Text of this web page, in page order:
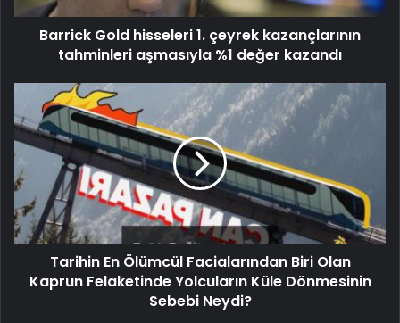
Barrick Gold hisseleri 1. çeyrek kazançlarının
tahminleri aşmasıyla %1 değer kazandı
Tarihin En Ölümcül Facialarından Biri Olan
Kaprun Felaketinde Yolcuların Küle Dönmesinin
Sebebi Neydi?